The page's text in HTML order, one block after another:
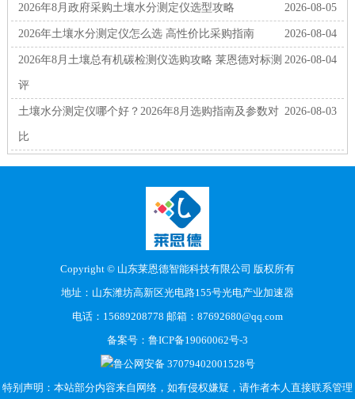
2026-08-05
2026年8月政府采购土壤水分测定仪选型攻略
2026-08-04
2026年土壤水分测定仪怎么选 高性价比采购指南
2026-08-04
2026年8月土壤总有机碳检测仪选购攻略 莱恩德对标测
评
2026-08-03
土壤水分测定仪哪个好？2026年8月选购指南及参数对
比
Copyright © 山东莱恩德智能科技有限公司 版权所有
地址：山东潍坊高新区光电路155号光电产业加速器
电话：15689208778 邮箱：87692680@qq.com
备案号： 鲁ICP备19060062号-3
鲁公网安备 37079402001528号
特别声明：本站部分内容来自网络，如有侵权嫌疑，请作者本人直接联系管理